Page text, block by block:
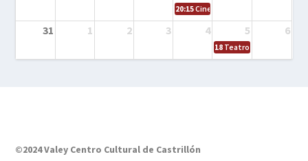
20:15Cine en el calle – Tintín y el
31 1 2 3 4 5 6
18 Teatro – Tres
©2024 Valey Centro Cultural de Castrillón